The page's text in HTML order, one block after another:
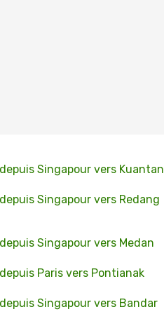
Singapour vers Kuantan
Singapour vers Redang
Singapour vers Medan
Paris vers Pontianak
Singapour vers Bandar